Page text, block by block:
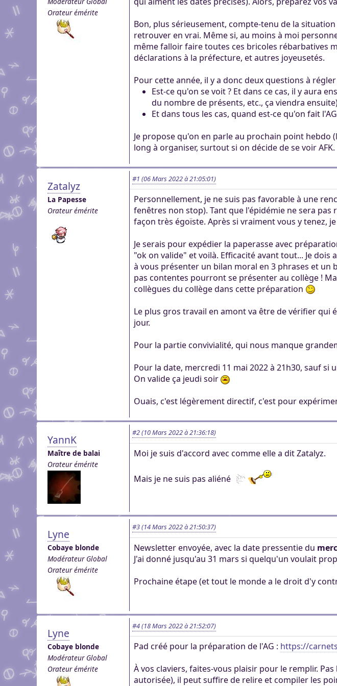
genre pour aider dans certaines tâches.
Pour partager des fichiers. Tout le monde
peut s'inscrire, mais limité à 100Mo par
personne si vous n'êtes pas validé.
Visioconférence
Salon audio et vidéo, accessible sans
compte, via le navigateur. Allumez vos
micro ! /!\ Ce n'est pas notre outil
principal d'échange, préférez le salon
XMPP.
Boutiques
Brillez aux couleurs de Khaganat
Vous cherchez des goodies avec nos
visuels ? Vous pouvez les retrouver sur
stands.
Aider Khaganat
Notre projet vit grâce aux dons, en
nature, en temps ou en argent.
Découvrez comment nous aider, afin que
nous puissions aller encore plus loin !
Orateur émérite
Bon, plus sérieusement, compte-tenu de la
retrouver en vrai. Même si, au moins à moi
même falloir faire toutes ces bricoles rébarbatives
déclarations à la préfecture, et autres joyeusetés.
Pour cette année, il y a donc deux questions à régler
Est-ce qu'on se voit ? Et dans ce cas, il y aura
du nombre de présents, etc., ça viendra
Et dans tous les cas, quand est-ce qu'on fait
Je propose qu'on en parle au prochain point hebdo
long à organiser, surtout si on décide de se voir AFK.
Zatalyz
La Papesse
Orateur émérite
#1 (06 Mars 2022 à 21:05:01)
Personnellement, je ne suis pas favorable à une
fenêtres non stop). Tant que l'épidémie ne sera
façon très égoïste. Après si vraiment vous y tenez,
Je serais pour expédier la paperasse avec
"ok on valide" et voilà. Efficacité avant tout... Je
à vous présenter un bilan moral en 3 phrases et un
pas contentes pourront se présenter au collège !
collègues du collège dans cette préparation
Le plus gros travail en amont va être de vérifier qui
jour.
Pour la partie convivialité, qui nous manque
Pour la date, mercredi 11 mai 2022 à 21h30, sauf
On valide ça jeudi soir
Ouais, c'est légèrement directif, c'est pour
YannK
Maître de balai
Orateur émérite
#2(10 Mars 2022 à 21:36:18)
Moi je suis d'accord avec comme elle a dit Zatalyz.
Mais je ne suis pas aliéné
Lyne
Cobaye blonde
Modérateur Global
Orateur émérite
#3(14 Mars 2022 à 21:50:37)
Newsletter envoyée, avec la date pressentie du
J'ai donné jusqu'au 31 mars si quelqu'un voulait
Prochaine étape (et tout le monde a le droit d'y
Lyne
Cobaye blonde
Modérateur Global
Orateur émérite
#4(18 Mars 2022 à 21:52:07)
Pad créé pour la préparation de l'AG : https://
À vos claviers, faites-vous plaisir pour le remplir.
autorisée), il peut suffire de relire et compiler les